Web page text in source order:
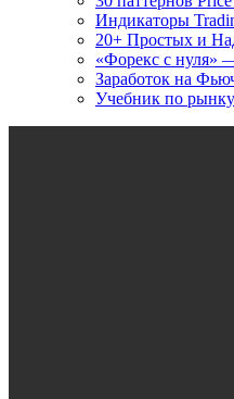
Индикаторы
20+ Простых и
«Форекс с нуля»
Заработок на
Учебник по